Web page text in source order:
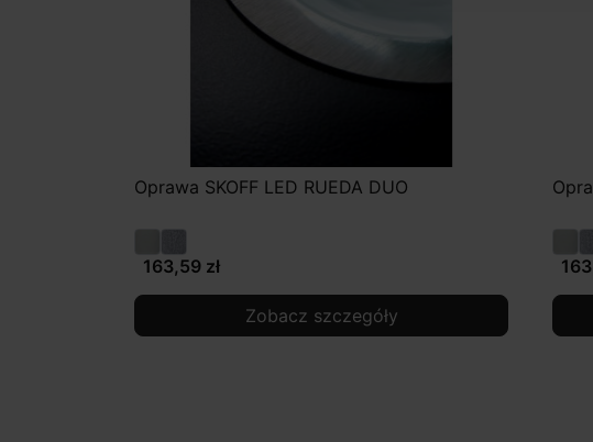
Oprawa SKOFF LED RUEDA DUO
163,59 zł
Zobacz szczegóły